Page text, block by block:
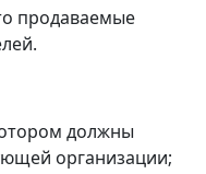
продаваемые
должны
организации;